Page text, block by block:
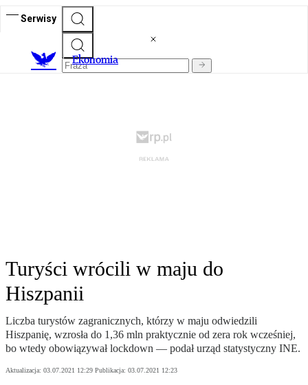
Serwisy
Ekonomia
Turyści wrócili w maju do
Hiszpanii
Liczba turystów zagranicznych, którzy w maju odwiedzili
Hiszpanię, wzrosła do 1,36 mln praktycznie od zera rok wcześniej,
bo wtedy obowiązywał lockdown — podał urząd statystyczny INE.
Aktualizacja: 03.07.2021 12:29 Publikacja: 03.07.2021 12:23